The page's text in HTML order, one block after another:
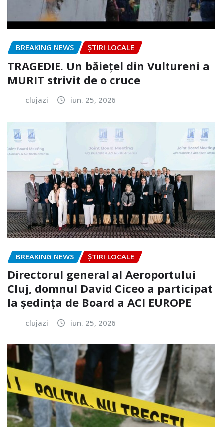
BREAKING NEWS ȘTIRI LOCALE
TRAGEDIE. Un băiețel din Vultureni a
MURIT strivit de o cruce
clujazi iun. 25, 2026
BREAKING NEWS ȘTIRI LOCALE
Directorul general al Aeroportului
Cluj, domnul David Ciceo a participat
la ședința de Board a ACI EUROPE
clujazi iun. 25, 2026